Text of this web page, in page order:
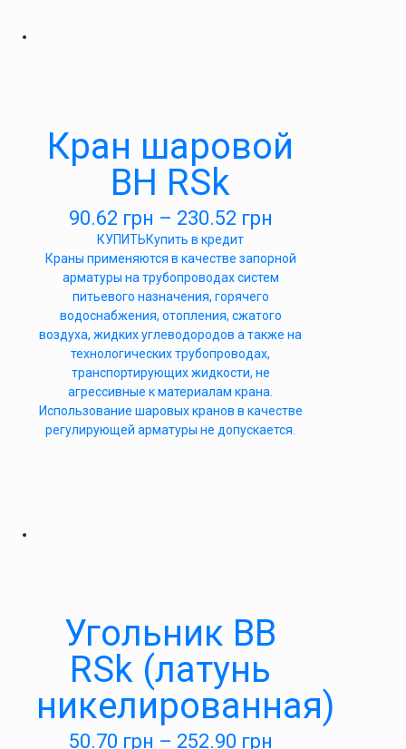
Кран шаровой
ВН RSk
90.62 грн – 230.52 грн
КУПИТЬКупить в кредит
Краны применяются в качестве запорной
арматуры на трубопроводах систем
питьевого назначения, горячего
водоснабжения, отопления, сжатого
воздуха, жидких углеводородов а также на
технологических трубопроводах,
транспортирующих жидкости, не
агрессивные к материалам крана.
Использование шаровых кранов в качестве
регулирующей арматуры не допускается.
Угольник ВВ
RSk (латунь
никелированная)
50.70 грн – 252.90 грн